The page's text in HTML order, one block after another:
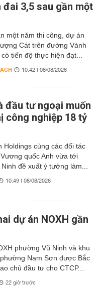
3,5 sau gần một
một năm thi công, dự án
Cát trên đường Vành
tiến độ thực hiện đạt...
10:42 | 08/08/2026
đầu tư ngoại muốn
công nghiệp 18 tỷ
Holdings cùng các đối tác
quốc Anh vừa tới
đề xuất ý tưởng làm...
10:49 | 08/08/2026
dự án NOXH gần
phường Vũ Ninh và khu
Nam Sơn được Bắc
chủ đầu tư cho CTCP...
22 giờ trước